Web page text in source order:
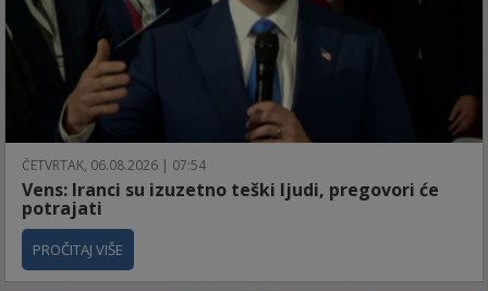
ČETVRTAK, 06.08.2026 | 07:54
Vens: Iranci su izuzetno teški ljudi, pregovori će
potrajati
PROČITAJ VIŠE